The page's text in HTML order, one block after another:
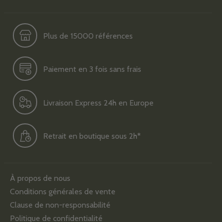
Plus de 15000 références
Paiement en 3 fois sans frais
Livraison Express 24h en Europe
Retrait en boutique sous 2h*
À propos de nous
Conditions générales de vente
Clause de non-responsabilité
Politique de confidentialité